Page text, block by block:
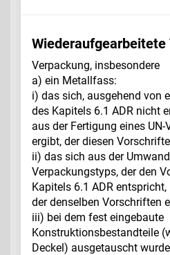
Wiederaufgearbeitete
Verpackung, insbesondere
a) ein Metallfass:
i) das sich, ausgehend von
des Kapitels 6.1 ADR nicht
aus der Fertigung eines
ergibt, der diesen
ii) das sich aus der
Verpackungstyps, der den
Kapitels 6.1 ADR
der denselben Vorschriften
iii) bei dem fest eingebaute
Konstruktionsbestandteile
Deckel) ausgetauscht